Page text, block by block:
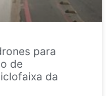
para
de
da